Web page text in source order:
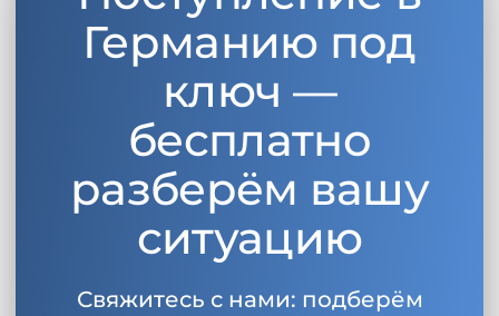
Германию под
ключ —
бесплатно
разберём вашу
ситуацию
Свяжитесь с нами: подберём